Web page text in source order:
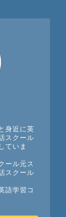
身近に英
スクール
ていま
ール元ス
スクール
語学習コ